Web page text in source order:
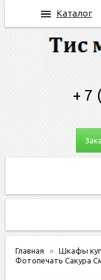
+ 7
Главная Шкафы
Фотопечать Сакура
Каталог